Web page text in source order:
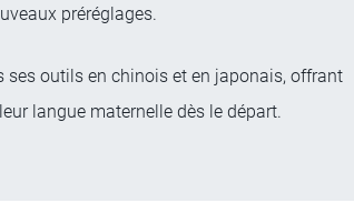
préréglages.
ses outils en chinois et en japonais, offrant
langue maternelle dès le départ.